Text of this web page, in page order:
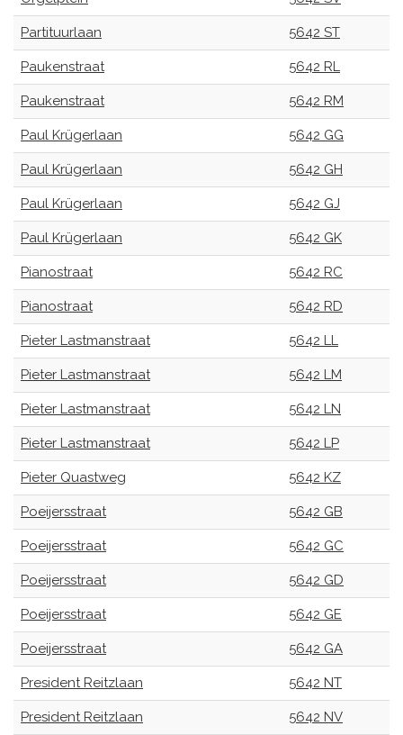
Partituurlaan 5642 ST
Paukenstraat 5642 RL
Paukenstraat 5642 RM
Paul Krügerlaan 5642 GG
Paul Krügerlaan 5642 GH
Paul Krügerlaan 5642 GJ
Paul Krügerlaan 5642 GK
Pianostraat 5642 RC
Pianostraat 5642 RD
Pieter Lastmanstraat 5642 LL
Pieter Lastmanstraat 5642 LM
Pieter Lastmanstraat 5642 LN
Pieter Lastmanstraat 5642 LP
Pieter Quastweg 5642 KZ
Poeijersstraat 5642 GB
Poeijersstraat 5642 GC
Poeijersstraat 5642 GD
Poeijersstraat 5642 GE
Poeijersstraat 5642 GA
President Reitzlaan 5642 NT
President Reitzlaan 5642 NV